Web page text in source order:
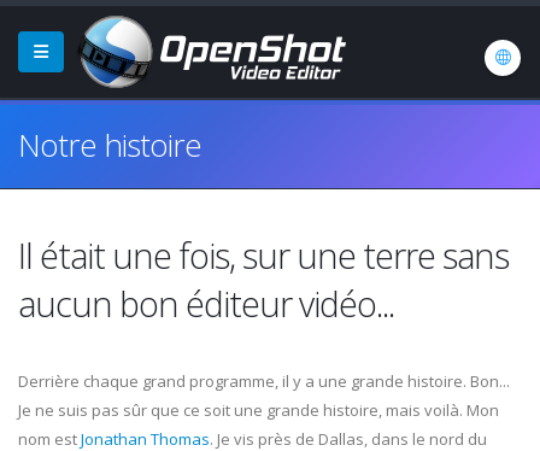
Notre histoire
Il était une fois, sur une terre sans
aucun bon éditeur vidéo...
Derrière chaque grand programme, il y a une grande histoire. Bon...
Je ne suis pas sûr que ce soit une grande histoire, mais voilà. Mon
nom estJonathan Thomas. Je vis près de Dallas, dans le nord du